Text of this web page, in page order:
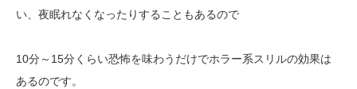
い、夜眠れなくなったりすることもあるので
10分～15分くらい恐怖を味わうだけでホラー系スリルの効果は
あるのです。